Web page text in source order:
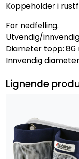
Koppeholder i
For nedfelling.
Utvendig/
Diameter topp: 86
Innvendig
Lignende